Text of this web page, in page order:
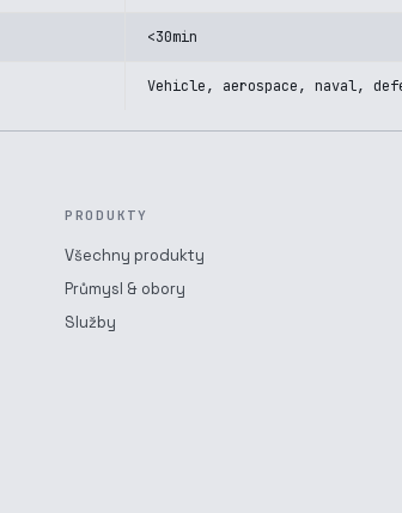
<30min
Vehicle, aerospace, naval,
PRODUKTY
Všechny produkty
Průmysl & obory
Služby